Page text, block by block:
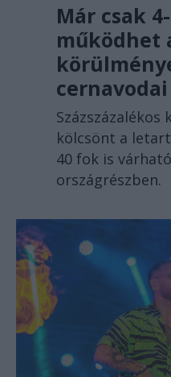
Már csak
működhet
kölcsönt a
40 fok is
országrészben.